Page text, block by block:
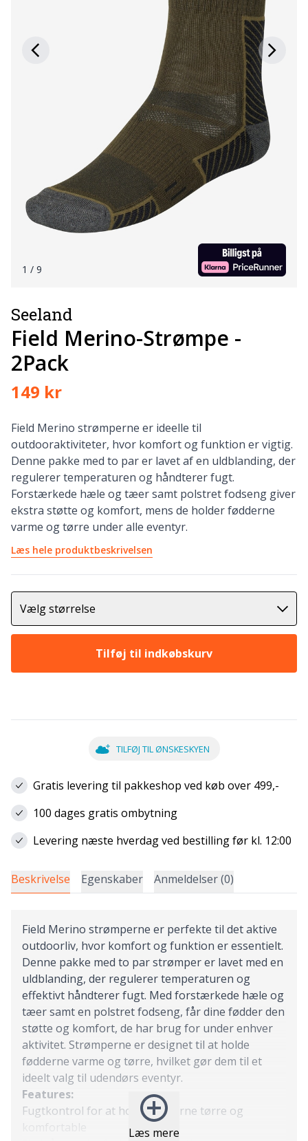
1 / 9
Seeland
Field Merino-Strømpe -
2Pack
149 kr
Field Merino strømperne er ideelle til
outdooraktiviteter, hvor komfort og funktion er vigtig.
Denne pakke med to par er lavet af en uldblanding, der
regulerer temperaturen og håndterer fugt.
Forstærkede hæle og tæer samt polstret fodseng giver
ekstra støtte og komfort, mens de holder fødderne
varme og tørre under alle eventyr.
Læs hele produktbeskrivelsen
Vælg størrelse
Tilføj til indkøbskurv
TILFØJ TIL ØNSKESKYEN
Gratis levering til pakkeshop ved køb over 499,-
100 dages gratis ombytning
Levering næste hverdag ved bestilling før kl. 12:00
Beskrivelse Egenskaber Anmeldelser (0)
Læs mere
Field Merino strømperne er perfekte til det aktive
outdoorliv, hvor komfort og funktion er essentielt.
Denne pakke med to par strømper er lavet med en
uldblanding, der regulerer temperaturen og
effektivt håndterer fugt. Med forstærkede hæle og
tæer samt en polstret fodseng, får dine fødder den
støtte og komfort, de har brug for under enhver
aktivitet. Strømperne er designet til at holde
fødderne varme og tørre, hvilket gør dem til et
ideelt valg til udendørs eventyr.
Features:
Fugtkontrol for at holde fødderne tørre og
komfortable